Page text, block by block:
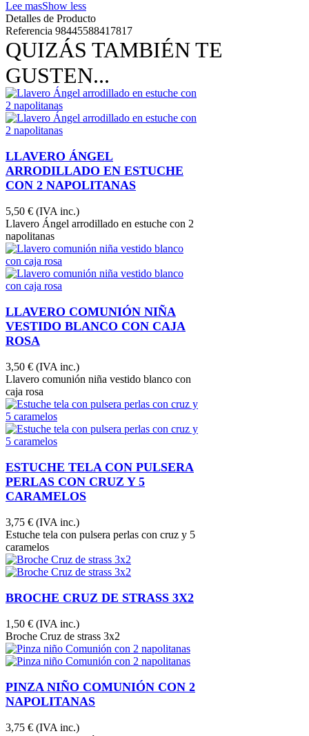
Lee masShow less
Detalles de Producto
Referencia 98445588417817
QUIZÁS TAMBIÉN TE
GUSTEN...
LLAVERO ÁNGEL
ARRODILLADO EN ESTUCHE
CON 2 NAPOLITANAS
5,50 € (IVA inc.)
Llavero Ángel arrodillado en estuche con 2
napolitanas
LLAVERO COMUNIÓN NIÑA
VESTIDO BLANCO CON CAJA
ROSA
3,50 € (IVA inc.)
Llavero comunión niña vestido blanco con
caja rosa
ESTUCHE TELA CON PULSERA
PERLAS CON CRUZ Y 5
CARAMELOS
3,75 € (IVA inc.)
Estuche tela con pulsera perlas con cruz y 5
caramelos
BROCHE CRUZ DE STRASS 3X2
1,50 € (IVA inc.)
Broche Cruz de strass 3x2
PINZA NIÑO COMUNIÓN CON 2
NAPOLITANAS
3,75 € (IVA inc.)